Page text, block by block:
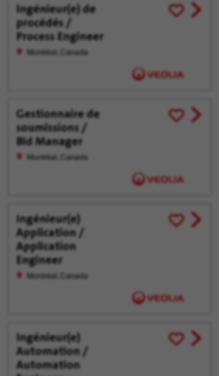
Ingénieur(e) de
procédés /
Process Engineer
Montréal, Canada
Enregistrer
pour
View
job
Gestionnaire de
soumissions /
Bid Manager
Montréal, Canada
Enregistrer
pour
View
job
Ingénieur(e)
Application /
Application
Engineer
Montréal, Canada
Enregistrer
pour
View
job
Ingénieur(e)
Automation /
Automation
Enregistrer
pour
View
job